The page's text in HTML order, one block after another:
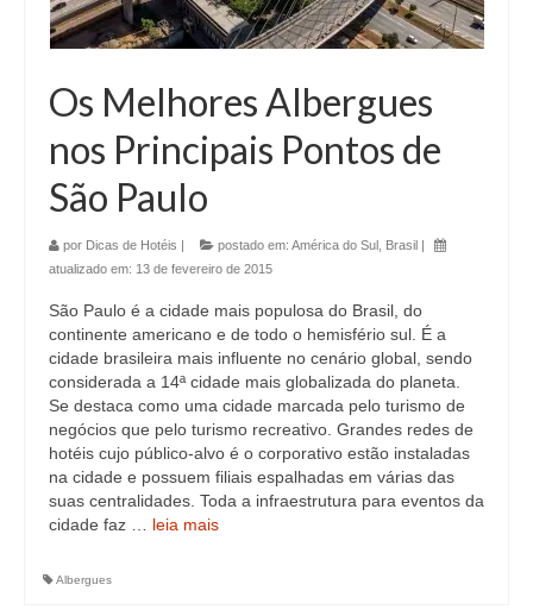
Os Melhores Albergues
nos Principais Pontos de
São Paulo
por Dicas de Hotéis | postado em: América do Sul Brasil |
atualizado em: 13 de fevereiro de 2015
São Paulo é a cidade mais populosa do Brasil, do
continente americano e de todo o hemisfério sul. É a
cidade brasileira mais influente no cenário global, sendo
considerada a 14ª cidade mais globalizada do planeta.
Se destaca como uma cidade marcada pelo turismo de
negócios que pelo turismo recreativo. Grandes redes de
hotéis cujo público-alvo é o corporativo estão instaladas
na cidade e possuem filiais espalhadas em várias das
suas centralidades. Toda a infraestrutura para eventos da
cidade faz … leia mais
Albergues